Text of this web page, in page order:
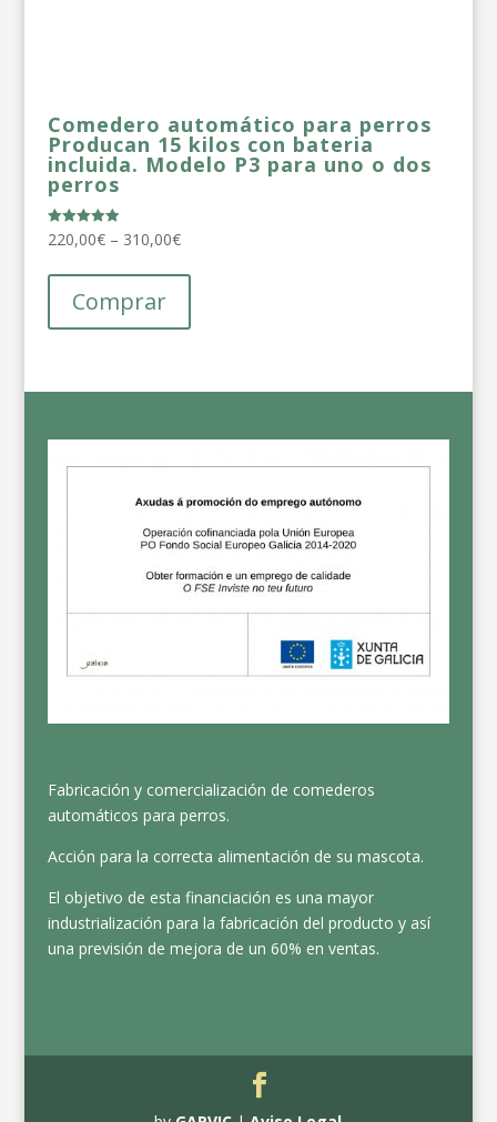
Comedero automático para perros
Producan 15 kilos con bateria
incluida. Modelo P3 para uno o dos
perros
Valutato
5.00
220,00€– 310,00€
Comprar
Fabricación y comercialización de comederos
automáticos para perros.
Acción para la correcta alimentación de su mascota.
El objetivo de esta financiación es una mayor
industrialización para la fabricación del producto y así
una previsión de mejora de un 60% en ventas.